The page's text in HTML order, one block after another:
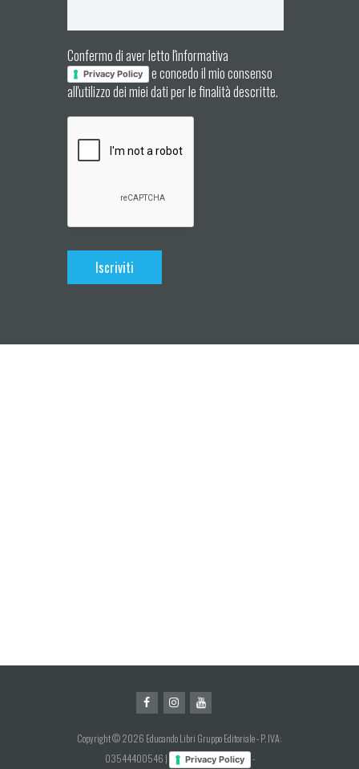
Confermo di aver letto l'informativa
Privacy Policy
e concedo il mio consenso
all'utilizzo dei miei dati per le finalità descritte.
Copyright © 2026 Educando Libri Gruppo Editoriale - P. IVA:
03544400546 |
Privacy Policy -